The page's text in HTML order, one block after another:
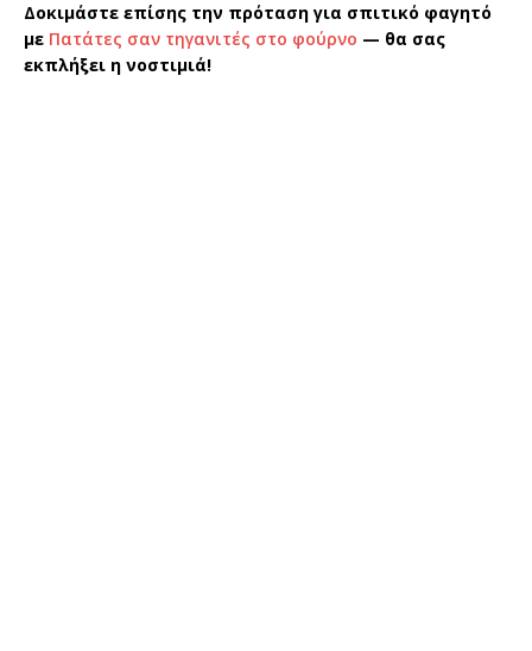
Δοκιμάστε επίσης την πρόταση για σπιτικό φαγητό
με Πατάτες σαν τηγανιτές στο φούρνο — θα σας
εκπλήξει η νοστιμιά!